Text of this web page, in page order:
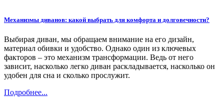
Механизмы диванов: какой выбрать для комфорта и долговечности?
Выбирая диван, мы обращаем внимание на его дизайн,
материал обивки и удобство. Однако один из ключевых
факторов – это механизм трансформации. Ведь от него
зависит, насколько легко диван раскладывается, насколько он
удобен для сна и сколько прослужит.
Подробнее...